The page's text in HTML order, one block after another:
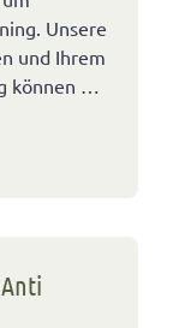
Unsere
und Ihrem
können …